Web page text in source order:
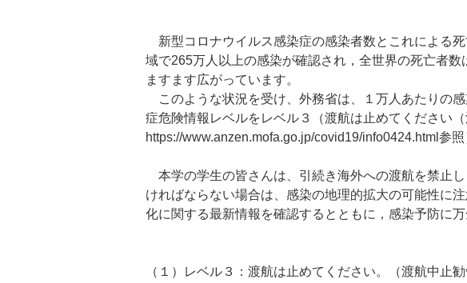
新型コロナウイルス感染症の感染者数とこれによる
域で265万人以上の感染が確認され，全世界の死亡者
ますます広がっています。
このような状況を受け、外務省は、１万人あたりの
症危険情報レベルをレベル３（渡航は止めてください
https://www.anzen.mofa.go.jp/covid19/info0424.html 参照
本学の学生の皆さんは、引続き海外への渡航を禁止
ければならない場合は、感染の地理的拡大の可能性に
化に関する最新情報を確認するとともに，感染予防に万
（１）レベル３：渡航は止めてください。（渡航中止